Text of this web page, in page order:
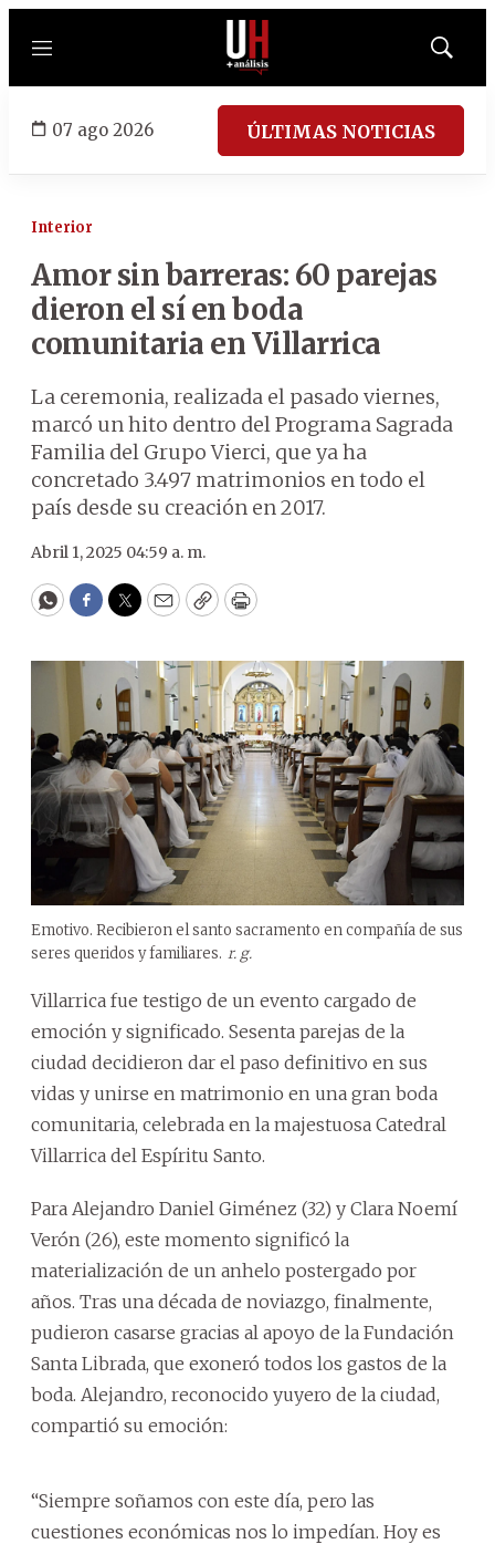
Menú
Mostrar
07 ago 2026 ÚLTIMAS NOTICIAS
Interior
Amor sin barreras: 60 parejas
dieron el sí en boda
comunitaria en Villarrica
La ceremonia, realizada el pasado viernes,
marcó un hito dentro del Programa Sagrada
Familia del Grupo Vierci, que ya ha
concretado 3.497 matrimonios en todo el
país desde su creación en 2017.
Abril 1, 2025 04:59 a. m.
WhatsApp
Facebook
Twitter
EmailCopyPrint
Emotivo. Recibieron el santo sacramento en compañía de sus
seres queridos y familiares. r. g.
Villarrica fue testigo de un evento cargado de
emoción y significado. Sesenta parejas de la
ciudad decidieron dar el paso definitivo en sus
vidas y unirse en matrimonio en una gran boda
comunitaria, celebrada en la majestuosa Catedral
Villarrica del Espíritu Santo.
Para Alejandro Daniel Giménez (32) y Clara Noemí
Verón (26), este momento significó la
materialización de un anhelo postergado por
años. Tras una década de noviazgo, finalmente,
pudieron casarse gracias al apoyo de la Fundación
Santa Librada, que exoneró todos los gastos de la
boda. Alejandro, reconocido yuyero de la ciudad,
compartió su emoción:
“Siempre soñamos con este día, pero las
cuestiones económicas nos lo impedían. Hoy es